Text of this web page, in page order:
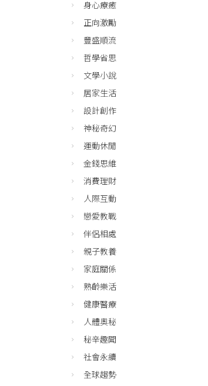
身心療癒
正向激勵
豐盛順流
哲學省思
文學小說
居家生活
設計創作
神秘奇幻
運動休閒
金錢思維
消費理財
人際互動
戀愛教戰
伴侶相處
親子教養
家庭關係
熟齡樂活
健康醫療
人體奧秘
秘辛趣聞
社會永續
全球趨勢